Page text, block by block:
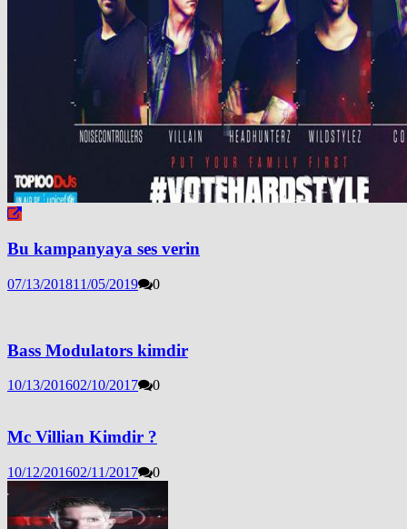
Bu kampanyaya ses verin
07/13/201811/05/2019 0
Bass Modulators kimdir
10/13/201602/10/2017 0
Mc Villian Kimdir ?
10/12/201602/11/2017 0